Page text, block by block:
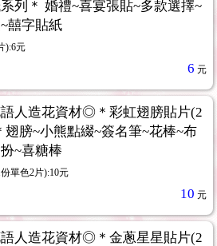
列＊ 婚禮~喜宴張貼~多款選擇~
囍字貼紙
):6元
6 元
人造花資材◎＊彩虹翅膀貼片(2
翅膀~小熊點綴~簽名筆~花棒~布
~喜糖棒
單色2片):10元
10 元
人造花資材◎＊金蔥星星貼片(2